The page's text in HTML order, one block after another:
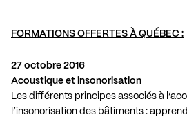
FORMATIONS OFFERTES À QUÉBEC :
27 octobre 2016
Acoustique et insonorisation
Les différents principes associés à
l’insonorisation des bâtiments :